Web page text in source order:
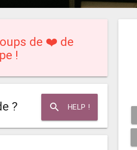
de ❤️ de
!
search HELP !
?